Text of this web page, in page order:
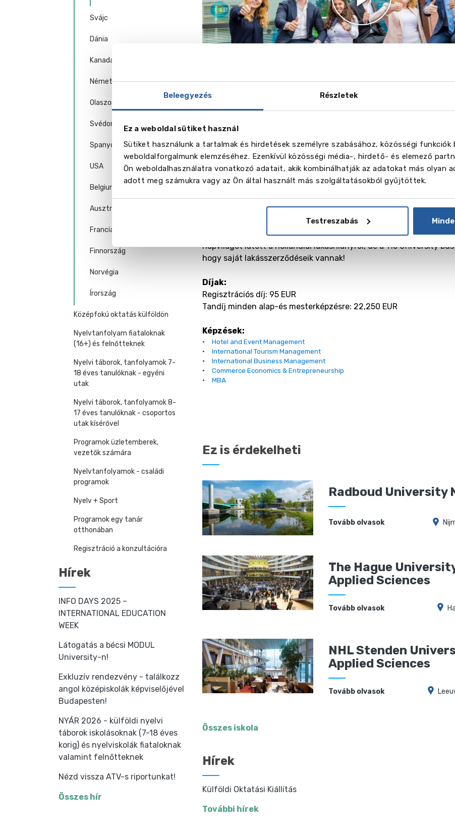
Beleegyezés Részletek
Ez a weboldal sütiket használ
Sütiket használunk a tartalmak és hirdetések személyre szabásához, közösségi
weboldalforgalmunk elemzéséhez. Ezenkívül közösségi média-, hirdető- és elemező
Ön weboldalhasználatra vonatkozó adatait, akik kombinálhatják az adatokat más olyan
adott meg számukra vagy az Ön által használt más szolgáltatásokból gyűjtöttek.
Testreszabás
Svájc
Dánia
Kanada
Németország
Olaszország
Svédország
Spanyolország
USA
Belgium
Ausztria
Franciaország
Finnország
Norvégia
Írország
Középfokú oktatás külföldön
Nyelvtanfolyam fiataloknak
(16+) és felnőtteknek
Nyelvi táborok, tanfolyamok 7-
18 éves tanulóknak - egyéni
utak
Nyelvi táborok, tanfolyamok 8-
17 éves tanulóknak - csoportos
utak kísérővel
Programok üzletemberek,
vezetők számára
Nyelvtanfolyamok - családi
programok
Nyelv + Sport
Programok egy tanár
otthonában
Regisztráció a konzultációra
Hírek
INFO DAYS 2025 –
INTERNATIONAL EDUCATION
WEEK
Látogatás a bécsi MODUL
University-n!
Exkluzív rendezvény - találkozz
angol középiskolák képviselőjével
Budapesten!
NYÁR 2026 - külföldi nyelvi
táborok iskolásoknak (7-18 éves
korig) és nyelviskolák fiataloknak
valamint felnőtteknek
Nézd vissza ATV-s riportunkat!
Összes hír
Mitől egyedi a Tio Business School?
A Tio kis létszámú osztályai és az iparágban dolgozó oktatói
személyes oktatásban részesülnek.
erejében. A tanulmányi program több mint 75%-a inkább
jellegű. Ide tartoznak a szakmai gyakorlatok, eset tanulmányok,
gyakorlati kurzusok.
Garantált lakhatás és gyors jelentkezési folyamat
A Tio nagyszerű diákszobákkal rendelkezik a különböző
Jelenleg a Tio garantált lakhatást kínál minden EU-n/EGT-n kívüli
segítséget nyújt az EU-s diákok szálláskeresésében. A
napvilágot látott a hollandiai lakáshiányról, de a Tio University
hogy saját lakásszerződéseik vannak!
Díjak:
Regisztrációs díj: 95 EUR
Tandíj minden alap-és mesterképzésre: 22,250 EUR
Képzések:
·
Hotel and Event Management
·
International Tourism Management
·
International Business Management
·
Commerce Economics & Entrepreneurship
·
MBA
Ez is érdekelheti
Radboud University
Tovább olvasok
The Hague
Applied Sciences
Tovább olvasok
NHL Stenden
Applied Sciences
Tovább olvasok
Összes iskola
Hírek
Külföldi Oktatási Kiállítás
További hírek